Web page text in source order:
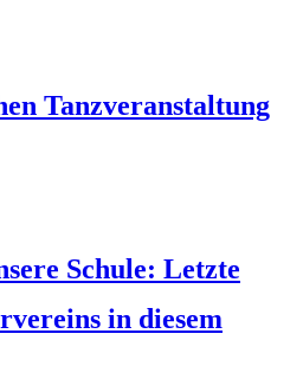
Tanzveranstaltung
Schule: Letzte
in diesem